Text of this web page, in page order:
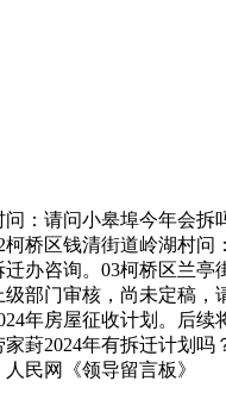
：请问小皋埠今年会
桥区钱清街道岭湖村
办咨询。03柯桥区兰
部门审核，尚未定稿
年房屋征收计划。后
葑2024年有拆迁计划
民网《领导留言板》